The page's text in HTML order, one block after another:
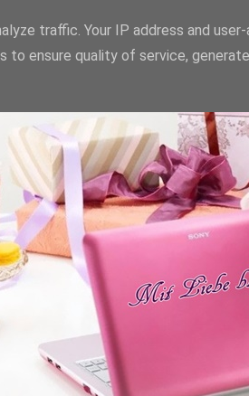
traffic. Your IP address and
to ensure quality of service,